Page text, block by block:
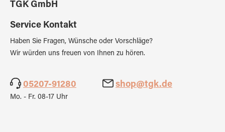
TGK GmbH
Service Kontakt
Haben Sie Fragen, Wünsche oder Vorschläge?
Wir würden uns freuen von Ihnen zu hören.
05207-91280 shop@tgk.de
Mo. - Fr. 08-17 Uhr